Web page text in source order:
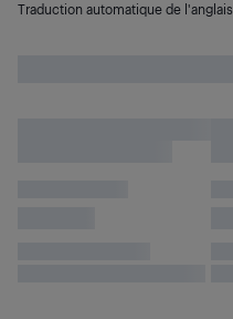
Traduction automatique de l'anglais.